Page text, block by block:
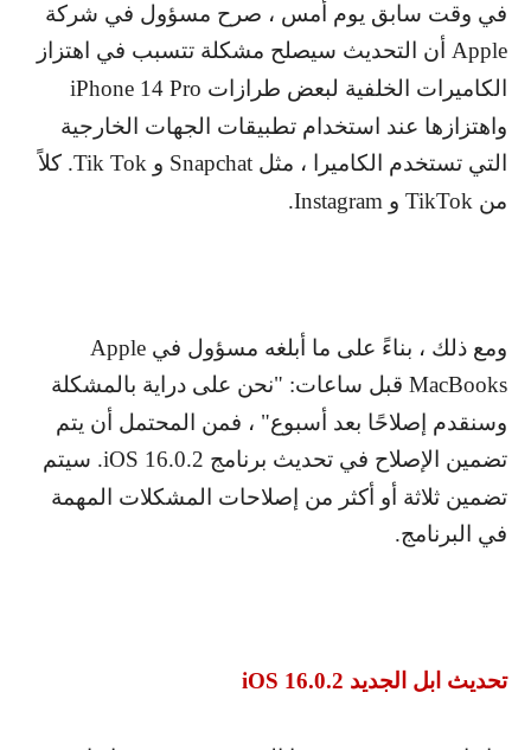
في وقت سابق يوم أمس ، صرح مسؤول في شركة
Apple أن التحديث سيصلح مشكلة تتسبب في اهتزاز
الكاميرات الخلفية لبعض طرازات iPhone 14 Pro
واهتزازها عند استخدام تطبيقات الجهات الخارجية
التي تستخدم الكاميرا ، مثل Snapchat و Tik Tok. كلاً
من TikTok و Instagram
.
ومع ذلك ، بناءً على ما أبلغه مسؤول في Apple
MacBooks قبل ساعات: "نحن على دراية بالمشكلة
وسنقدم إصلاحًا بعد أسبوع" ، فمن المحتمل أن يتم
تضمين الإصلاح في تحديث برنامج iOS 16.0.2. سيتم
تضمين ثلاثة أو أكثر من إصلاحات المشكلات المهمة
في البرنامج.
تحديث ابل الجديد iOS 16.0.2